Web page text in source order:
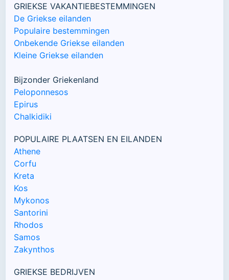
GRIEKSE VAKANTIEBESTEMMINGEN
De Griekse eilanden
Populaire bestemmingen
Onbekende Griekse eilanden
Kleine Griekse eilanden
Bijzonder Griekenland
Peloponnesos
Epirus
Chalkidiki
POPULAIRE PLAATSEN EN EILANDEN
Athene
Corfu
Kreta
Kos
Mykonos
Santorini
Rhodos
Samos
Zakynthos
GRIEKSE BEDRIJVEN